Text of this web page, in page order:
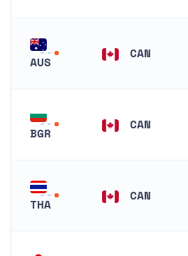
AUS
CAN
BGR
CAN
THA
CAN